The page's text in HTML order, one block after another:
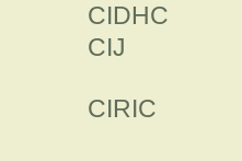
CIDHC
CIJ
CIRIC